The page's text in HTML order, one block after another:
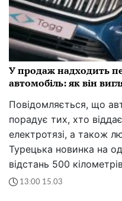
У продаж надходить
автомобіль: як він
Повідомляється, що
порадує тих, хто
електротязі, а також
Турецька новинка на
відстань 500
13:00 15.03